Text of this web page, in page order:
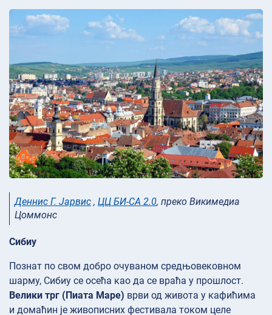
Деннис Г. Јарвис , ЦЦ БИ-СА 2.0, преко Викимедиа
Цоммонс
Сибиу
Познат по свом добро очуваном средњовековном
шарму, Сибиу се осећа као да се враћа у прошлост.
Велики трг (Пиата Маре) врви од живота у кафићима
и домаћин је живописних фестивала током целе